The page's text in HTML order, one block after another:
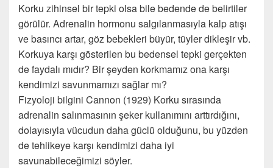
Korku zihinsel bir tepki olsa bile bedende de belirtiler
görülür. Adrenalin hormonu salgılanmasıyla kalp atışı
ve basıncı artar, göz bebekleri büyür, tüyler dikleşir vb.
Korkuya karşı gösterilen bu bedensel tepki gerçekten
de faydalı mıdır? Bir şeyden korkmamız ona karşı
kendimizi savunmamızı sağlar mı?
Fizyoloji bilgini Cannon (1929) Korku sırasında
adrenalin salınmasının şeker kullanımını arttırdığını,
dolayısıyla vücudun daha güclü olduğunu, bu yüzden
de tehlikeye karşı kendimizi daha iyi
savunabileceğimizi söyler.